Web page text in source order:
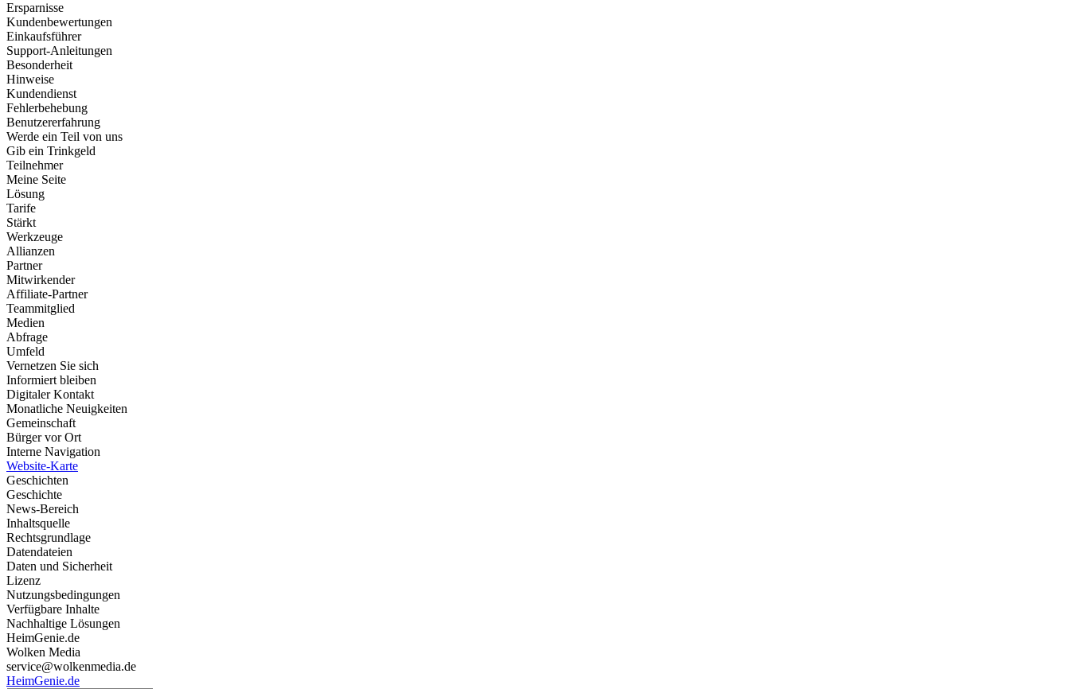
Ersparnisse
Kundenbewertungen
Einkaufsführer
Support-Anleitungen
Besonderheit
Hinweise
Kundendienst
Fehlerbehebung
Benutzererfahrung
Werde ein Teil von uns
Gib ein Trinkgeld
Teilnehmer
Meine Seite
Lösung
Tarife
Stärkt
Werkzeuge
Allianzen
Partner
Mitwirkender
Affiliate-Partner
Teammitglied
Medien
Abfrage
Umfeld
Vernetzen Sie sich
Informiert bleiben
Digitaler Kontakt
Monatliche Neuigkeiten
Gemeinschaft
Bürger vor Ort
Interne Navigation
Website-Karte
Geschichten
Geschichte
News-Bereich
Inhaltsquelle
Rechtsgrundlage
Datendateien
Daten und Sicherheit
Lizenz
Nutzungsbedingungen
Verfügbare Inhalte
Nachhaltige Lösungen
HeimGenie.de
Wolken Media
service@wolkenmedia.de
HeimGenie.de